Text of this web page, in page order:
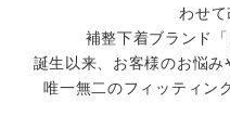
わせ
補整下着ブランド
誕生以来、お客様のお悩み
唯一無二のフィッティン